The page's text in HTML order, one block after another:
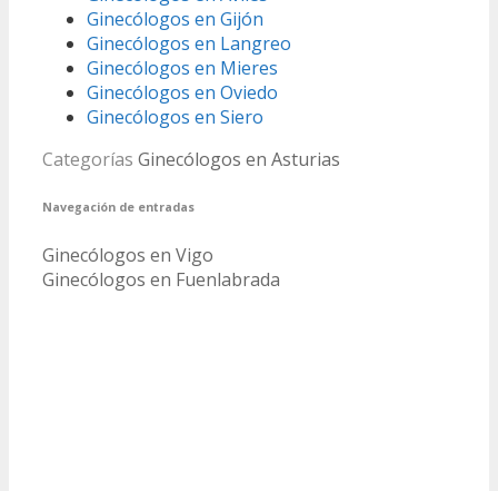
Ginecólogos en Gijón
Ginecólogos en Langreo
Ginecólogos en Mieres
Ginecólogos en Oviedo
Ginecólogos en Siero
Categorías Ginecólogos en Asturias
Navegación de entradas
Ginecólogos en Vigo
Ginecólogos en Fuenlabrada